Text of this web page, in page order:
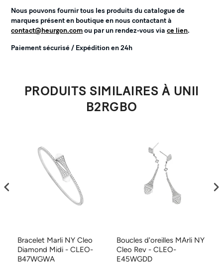
Nous pouvons fournir tous les produits du catalogue de
marques présent en boutique en nous contactant à
contact@heurgon.comou par un rendez-vous viace lien.
Paiement sécurisé / Expédition en 24h
PRODUITS SIMILAIRES À UNII
B2RGBO
Bracelet Marli NY Cleo
Diamond Midi - CLEO-
B47WGWA
Boucles d'oreilles MArli NY
Cleo Rev - CLEO-
E45WGDD